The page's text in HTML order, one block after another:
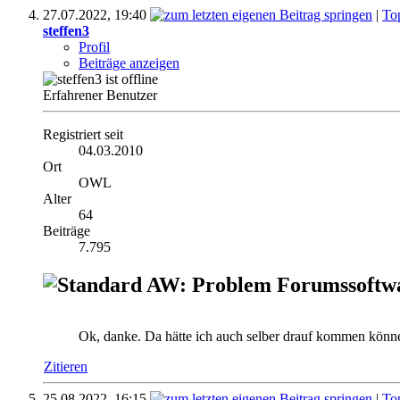
27.07.2022, 19:40 |
steffen3
Profil
Beiträge anzeigen
Erfahrener Benutzer
Registriert seit
04.03.2010
Ort
OWL
Alter
64
Beiträge
7.795
AW: Problem
Ok, danke. Da hätte ich auch selber drauf kommen
Zitieren